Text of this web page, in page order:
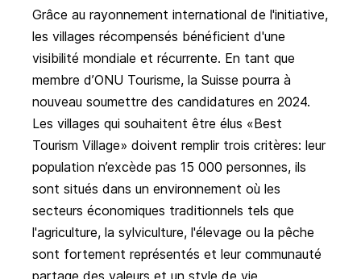
Grâce au rayonnement international de l'initiative,
les villages récompensés bénéficient d'une
visibilité mondiale et récurrente. En tant que
membre d’ONU Tourisme, la Suisse pourra à
nouveau soumettre des candidatures en 2024.
Les villages qui souhaitent être élus «Best
Tourism Village» doivent remplir trois critères: leur
population n’excède pas 15 000 personnes, ils
sont situés dans un environnement où les
secteurs économiques traditionnels tels que
l'agriculture, la sylviculture, l'élevage ou la pêche
sont fortement représentés et leur communauté
partage des valeurs et un style de vie